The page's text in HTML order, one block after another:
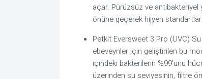
açar. Pürüzsüz ve antibakteriyel
önüne geçerek hijyen
Petkit Eversweet 3 Pro (UVC)
ebeveynler için geliştirilen bu
içindeki bakterilerin %99'unu
üzerinden su seviyesinin, filtre